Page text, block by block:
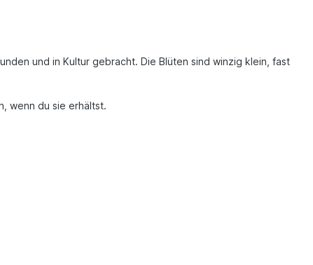
und in Kultur gebracht. Die Blüten sind winzig klein, fast
wenn du sie erhältst.